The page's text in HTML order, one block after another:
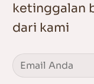
ketinggalan
dari kami